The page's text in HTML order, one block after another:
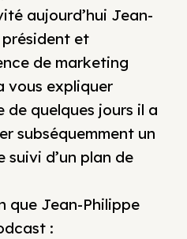
aujourd’hui Jean-
président et
de marketing
vous expliquer
de quelques jours il a
subséquemment un
suivi d’un plan de
que Jean-Philippe
: